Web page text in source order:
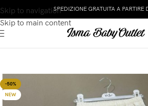
Skip to navigation
Skip to main content
SPEDIZIONE GRATUITA A PARTIRE
-50%
NEW